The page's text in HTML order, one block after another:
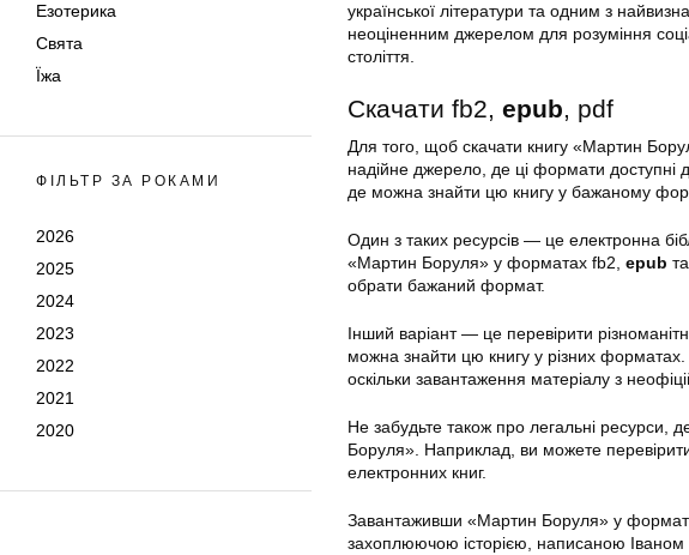
Езотерика
Свята
Їжа
ФІЛЬТР ЗА РОКАМИ
2026
2025
2024
2023
2022
2021
2020
української літератури та одним з
неоціненним джерелом для розуміння
століття.
Скачати fb2, epub, pdf
Для того, щоб скачати книгу «Мартин
надійне джерело, де ці формати доступні
де можна знайти цю книгу у бажаному
Один з таких ресурсів — це електронна
«Мартин Боруля» у форматах fb2, epub
обрати бажаний формат.
Інший варіант — це перевірити
можна знайти цю книгу у різних
оскільки завантаження матеріалу з
Не забудьте також про легальні ресурси,
Боруля». Наприклад, ви можете
електронних книг.
Завантаживши «Мартин Боруля» у
захоплюючою історією, написаною